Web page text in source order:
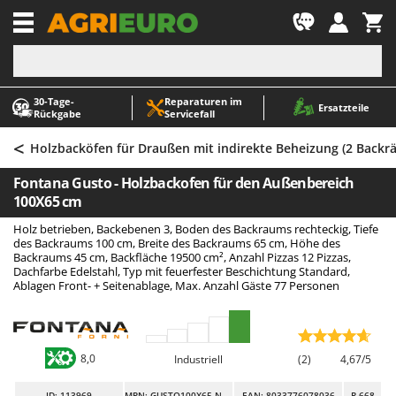
30‑Tage-
Rückgabe
Reparaturen im
Servicefall
Ersatzteile
-1
A
Abbeermaschinen - Traubenmühlen
Abfüllgeräte
Akku Gartenscheren
Akku Gras- und Strauchscheren
Akku-Stichsägen
Allzwecktransporter - Motorschubkarren
Alu-Teleskopleitern
Arbeitsschutzkleidung
Aschesauger
A
ABAC
AgriEuro Premium
AgriEuro TOP-LINE
AGT
Aima
Airmec
AL-KO
Alce
Alpina
< Holzbacköfen für Draußen mit indirekte Beheizung (2
Fontana Gusto - Holzbackofen für den Außenbereich
100X65 cm
Holz betrieben, Backebenen 3, Boden des Backraums rechteckig, Tiefe
des Backraums 100 cm, Breite des Backraums 65 cm, Höhe des
Backraums 45 cm, Backfläche 19500 cm², Anzahl Pizzas 12 Pizzas,
Dachfarbe Edelstahl, Typ mit feuerfester Beschichtung Standard,
Ablagen Front- + Seitenablage, Max. Anzahl Gäste 77 Personen
8,0 Industriell (2) 4,67/5